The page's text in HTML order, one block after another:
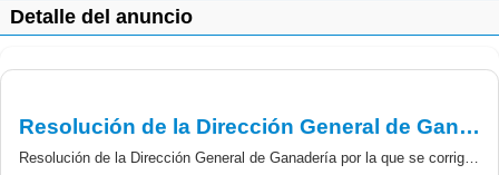
Detalle del anuncio
Resolución de la Dirección General de Ganadería por la que se corrige de oficio error material detectado en la Resolución de 19 de junio por la que se asignan los cupos de reposición de la ayuda al suministro de razas puras, campaña 2025, segundo periodo
Resolución de la Dirección General de Ganadería por la que se corrige de oficio error material detectado en la Resolución de 19 de junio por la que se asignan los cupos de reposición de la ayuda al suministro de razas puras, campaña 2025, segundo periodo